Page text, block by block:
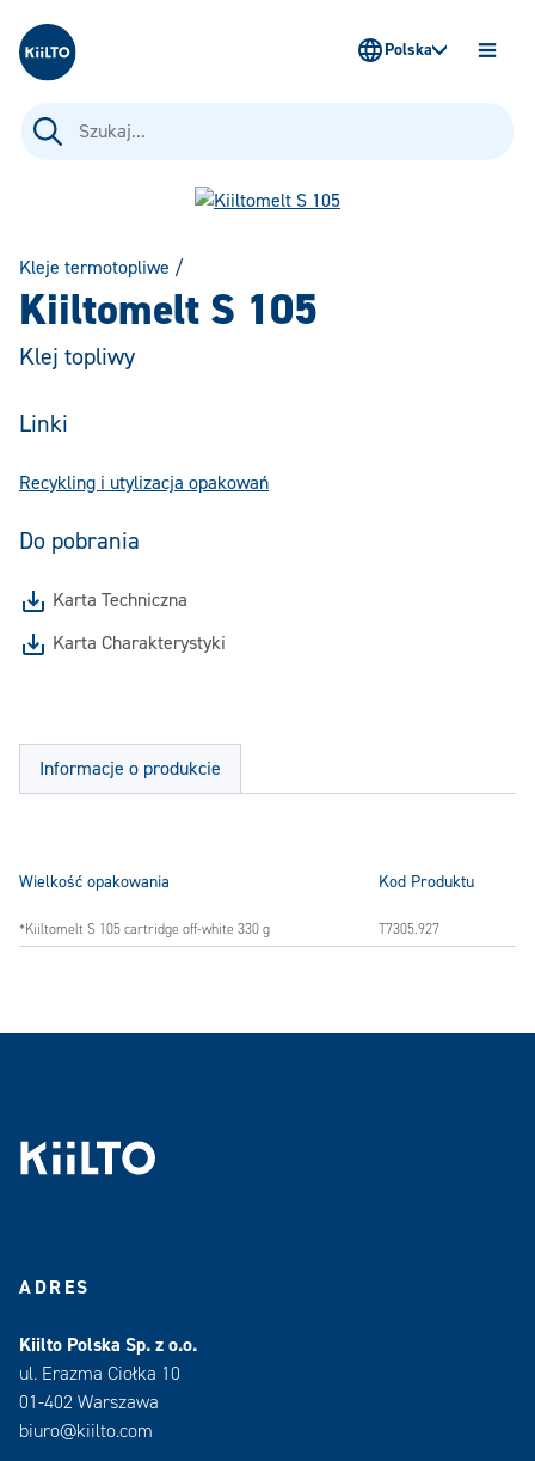
Kiilto Poland
Szukaj:
Polska
Kleje termotopliwe /
Kiiltomelt S 105
Klej topliwy
Linki
Recykling i utylizacja opakowań
Do pobrania
Karta Techniczna
Karta Charakterystyki
Informacje o produkcie
Wielkość opakowania Kod Produktu
*Kiiltomelt S 105 cartridge off-white 330 g T7305.927
ADRES
Kiilto Polska Sp. z o.o.
ul. Erazma Ciołka 10
01-402 Warszawa
biuro@kiilto.com